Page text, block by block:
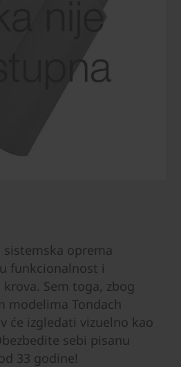
oprema
funkcionalnost i
Sem toga, zbog
modelima Tondach
će izgledati vizuelno kao
sebi pisanu
33 godine!